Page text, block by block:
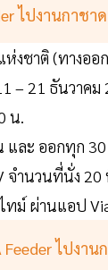
ไปงานกาช
งชาติ (ทางอ
– 21 ธันวาคม
น.
และ ออกทุก
จำนวนที่นั่ง 20
ทม์ ผ่านแอป
Feeder ไปง